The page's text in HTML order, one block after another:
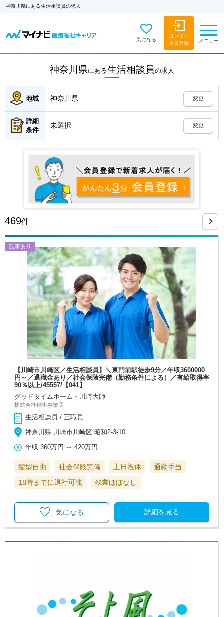
神奈川県にある生活相談員の求人
気になる
ログイン
会員登録
メニュー
神奈川県にある生活相談員の求人
地域 神奈川県 変更
詳細
条件
未選択 変更
469件
記事あり
【川崎市川崎区／生活相談員】＼東門前駅徒歩9分／年収3600000
円～／退職金あり／社会保険完備（勤務条件による）／有給取得率
90％以上/45557/【041】
グッドタイムホーム・川崎大師
株式会社創生事業団
生活相談員 / 正職員
神奈川県 川崎市川崎区 昭和2-3-10
年収 360万円 ～420万円
髪型自由 社会保険完備 土日祝休
通勤手当
18時までに退社可能
残業ほぼなし
詳細を見る
気になる